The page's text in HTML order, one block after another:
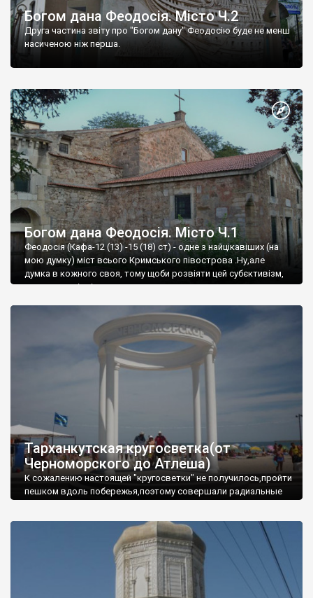
Богом дана Феодосія. Місто Ч.2
Друга частина звіту про "Богом дану" Феодосію буде не менш
насиченою ніж перша.
Богом дана Феодосія. Місто Ч.1
Феодосія (Кафа-12 (13) -15 (18) ст) - одне з найцікавіших (на
мою думку) міст всього Кримського півострова .Ну,але
думка в кожного своя, тому щоби розвіяти цей субєктивізм,
запрошую відвідати це
Тарханкутская кругосветка(от
Черноморского до Атлеша)
К сожалению настоящей "кругосветки" не получилось,пройти
пешком вдоль побережья,поэтому совершали радиальные